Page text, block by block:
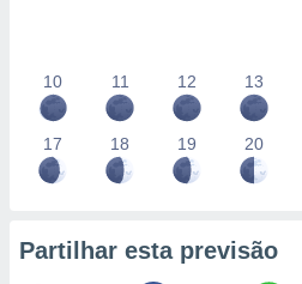
10 11 12 13
17 18 19 20
Partilhar esta previsão